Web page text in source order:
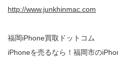
http://www.junkhinmac.com
福岡iPhone買取ドットコム
iPhoneを売るなら！福岡市の